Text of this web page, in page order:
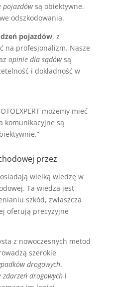
pojazdówsą obiektywne.
odszkodowania.
pojazdów, z
na profesjonalizm. Nasze
opinie dla sądówsą
i dokładność w
możemy mieć
komunikacyjne są
przez
wielką wiedzę w
Ta wiedza jest
szkód, zwłaszcza
oferują precyzyjne
z nowoczesnych metod
szerokie
drogowych.
drogowychi